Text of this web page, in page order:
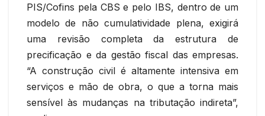
PIS/Cofins pela CBS e pelo IBS, dentro de um
modelo de não cumulatividade plena, exigirá
uma revisão completa da estrutura de
precificação e da gestão fiscal das empresas.
“A construção civil é altamente intensiva em
serviços e mão de obra, o que a torna mais
sensível às mudanças na tributação indireta”,